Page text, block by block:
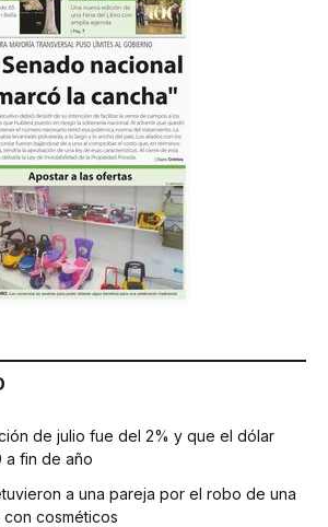
de julio fue del 2% y que el dólar
a fin de año
a una pareja por el robo de una
cosméticos